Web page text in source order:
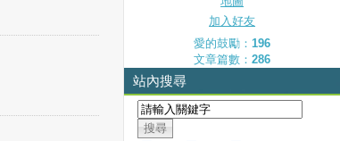
加入好友
愛的鼓勵：196
文章篇數：286
站內搜尋